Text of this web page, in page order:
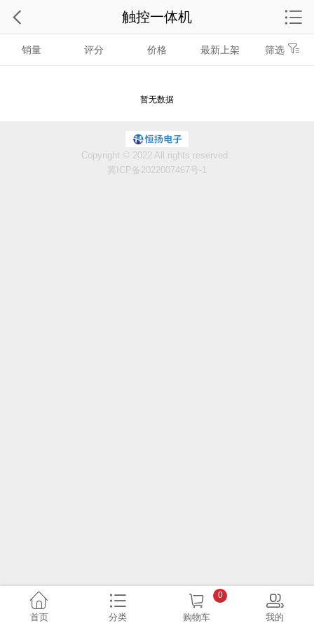
销量 评分 价格 最新上架 筛选
暂无数据
触控一体机
Copyright © 2022 All rights reserved.
冀ICP备2022007467号-1
首页 分类 购物车
0
我的